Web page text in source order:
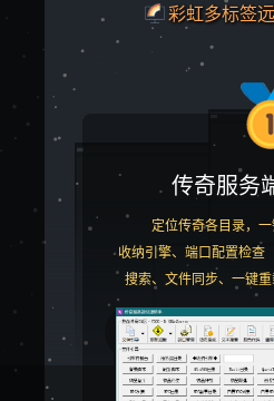
彩虹多标签
传奇服务
定位传奇各目录，一
收纳引擎、端口配置检查
搜索、文件同步、一键重